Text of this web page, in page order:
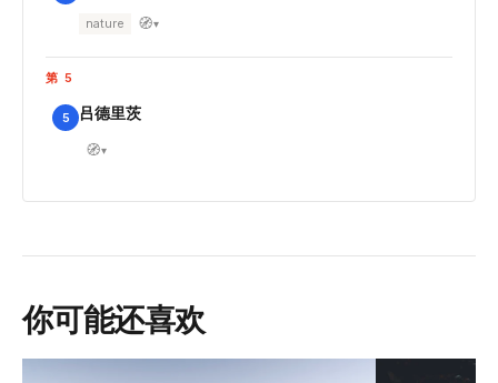
nature 🧭▾
第 5
5 吕德里茨
🧭▾
你可能还喜欢